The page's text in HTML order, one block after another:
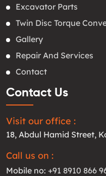
Excavator Parts
Twin Disc Torque
Gallery
Repair And Services
Contact
Contact Us
Visit our office :
18, Abdul Hamid Street,
Call us on :
Mobile no: +91 8910 866